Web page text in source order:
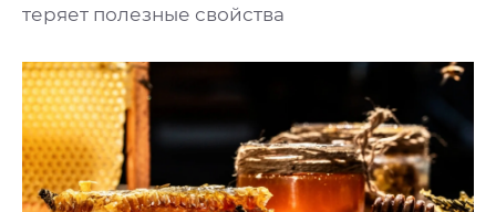
теряет полезные свойства